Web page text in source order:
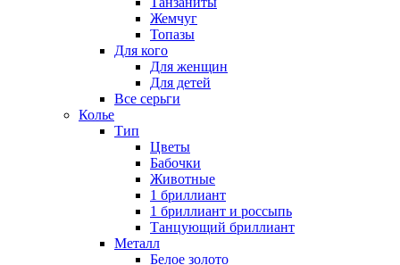
Жемчуг
Топазы
Для кого
Для женщин
Для детей
Все серьги
Колье
Тип
Цветы
Бабочки
Животные
1 бриллиант
1 бриллиант и россыпь
Танцующий бриллиант
Металл
Белое золото